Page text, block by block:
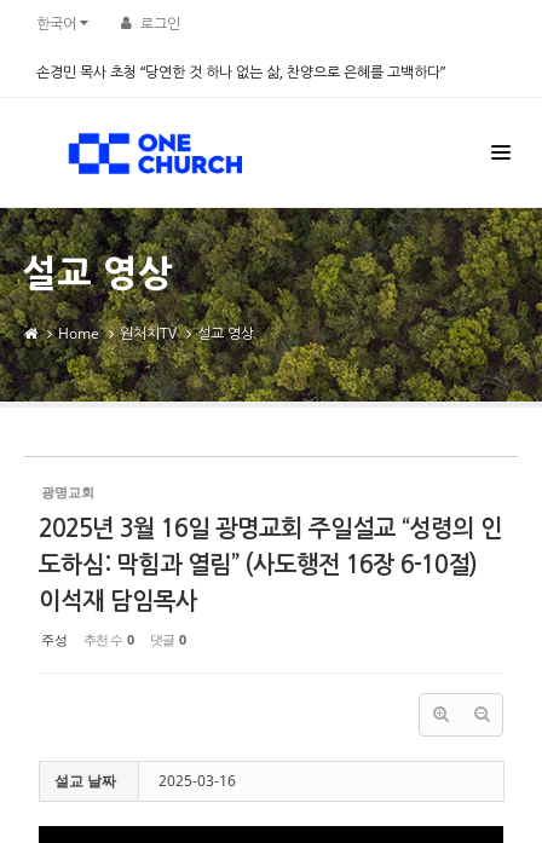
한국어 로그인
손경민 목사 초청 “당연한 것 하나 없는 삶, 찬양으로 은혜를 고백하다”
설교 영상
Home 원처치TV 설교 영상
광명교회
2025년 3월 16일 광명교회 주일설교 “성령의 인
도하심: 막힘과 열림” (사도행전 16장 6-10절)
이석재 담임목사
주성 추천 수 0 댓글 0
설교 날짜 2025-03-16
Sketchbook5, 스케치북5